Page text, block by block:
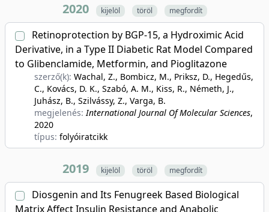
2020 kijelöl töröl megfordít
Retinoprotection by BGP-15, a Hydroximic Acid
Derivative, in a Type II Diabetic Rat Model Compared
to Glibenclamide, Metformin, and Pioglitazone
szerző(k): Wachal, Z., Bombicz, M., Priksz, D., Hegedűs,
C., Kovács, D. K., Szabó, A. M., Kiss, R., Németh, J.,
Juhász, B., Szilvássy, Z., Varga, B.
megjelenés:International Journal Of Molecular Sciences,
2020
típus: folyóiratcikk
2019 kijelöl töröl megfordít
Diosgenin and Its Fenugreek Based Biological
Matrix Affect Insulin Resistance and Anabolic